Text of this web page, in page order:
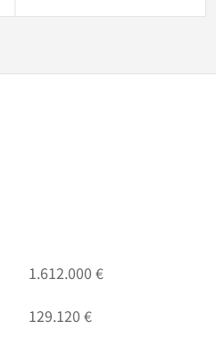
1.612.000 €
129.120 €